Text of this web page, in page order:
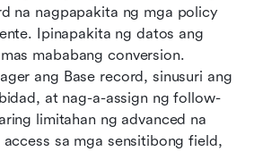
na nagpapakita ng mga policy
Ipinapakita ng datos ang
mababang conversion.
ang Base record, sinusuri ang
at nag-a-assign ng follow-
limitahan ng advanced na
sa mga sensitibong field,